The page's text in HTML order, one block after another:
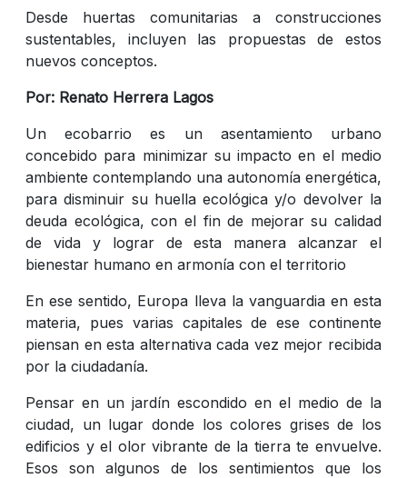
Desde huertas comunitarias a construcciones
sustentables, incluyen las propuestas de estos
nuevos conceptos.
Por: Renato Herrera Lagos
Un ecobarrio es un asentamiento urbano
concebido para minimizar su impacto en el medio
ambiente contemplando una autonomía energética,
para disminuir su huella ecológica y/o devolver la
deuda ecológica, con el fin de mejorar su calidad
de vida y lograr de esta manera alcanzar el
bienestar humano en armonía con el territorio
En ese sentido, Europa lleva la vanguardia en esta
materia, pues varias capitales de ese continente
piensan en esta alternativa cada vez mejor recibida
por la ciudadanía.
Pensar en un jardín escondido en el medio de la
ciudad, un lugar donde los colores grises de los
edificios y el olor vibrante de la tierra te envuelve.
Esos son algunos de los sentimientos que los